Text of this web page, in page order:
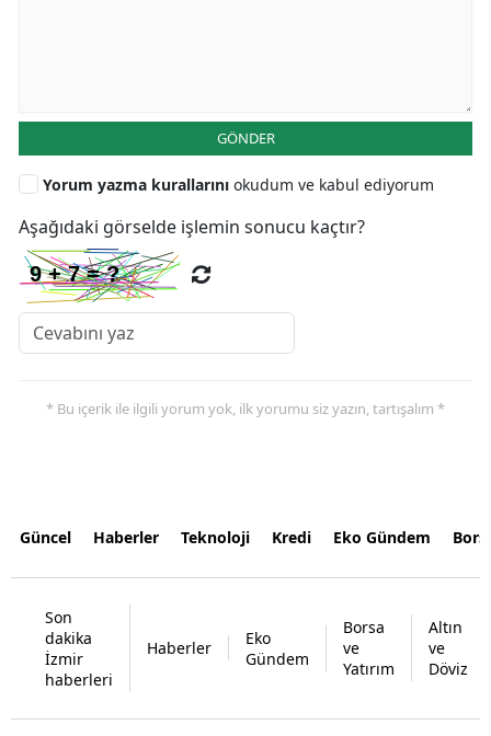
GÖNDER
Yorum yazma kurallarını okudum ve kabul ediyorum
Aşağıdaki görselde işlemin sonucu kaçtır?
* Bu içerik ile ilgili yorum yok, ilk yorumu siz yazın, tartışalım *
Güncel Haberler Teknoloji Kredi Eko Gündem
Son
dakika
İzmir
haberleri
Haberler
Eko
Gündem
Borsa
ve
Yatırım
Altın
ve
Döviz